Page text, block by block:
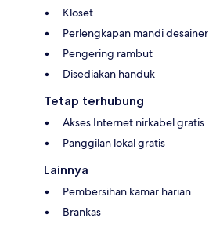
Kloset
Perlengkapan mandi desainer
Pengering rambut
Disediakan handuk
Tetap terhubung
Akses Internet nirkabel gratis
Panggilan lokal gratis
Lainnya
Pembersihan kamar harian
Brankas